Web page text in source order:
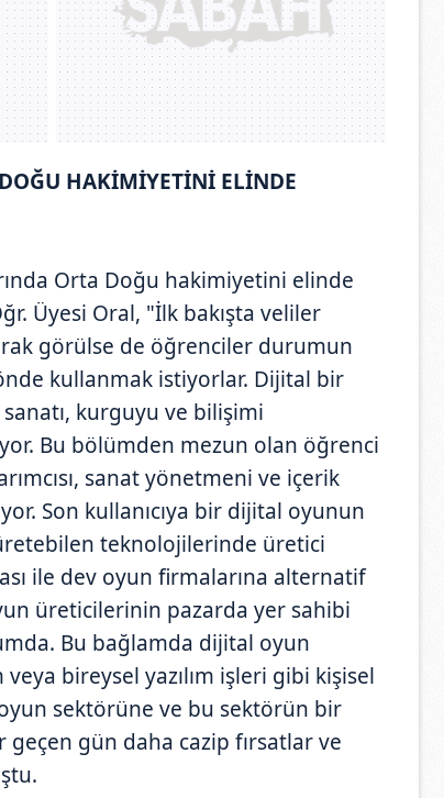
HAKİMİYETİNİ ELİNDE
Orta Doğu hakimiyetini elinde
Üyesi Oral, "İlk bakışta veliler
görülse de öğrenciler durumun
kullanmak istiyorlar. Dijital bir
sanatı, kurguyu ve bilişimi
Bu bölümden mezun olan öğrenci
sanat yönetmeni ve içerik
Son kullanıcıya bir dijital oyunun
teknolojilerinde üretici
ile dev oyun firmalarına alternatif
üreticilerinin pazarda yer sahibi
Bu bağlamda dijital oyun
bireysel yazılım işleri gibi kişisel
sektörüne ve bu sektörün bir
gün daha cazip fırsatlar ve